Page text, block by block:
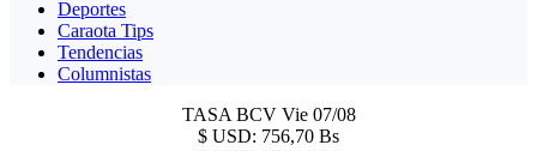
Deportes
Caraota Tips
Tendencias
Columnistas
TASA BCV Vie 07/08
$ USD: 756,70 Bs